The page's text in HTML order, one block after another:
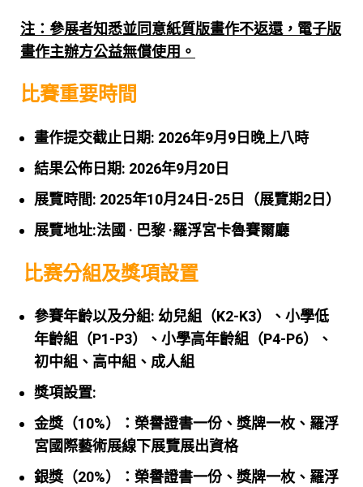
注：參展者知悉並同意紙質版畫作不返還，電子版
畫作主辦方公益無償使用。
比賽重要時間
畫作提交截止日期: 2026年9月9日晚上八時
結果公佈日期: 2026年9月20日
展覽時間: 2025年10月24日-25日（展覽期2日）
展覽地址:法國 · 巴黎 ·羅浮宮卡魯賽爾廳
比赛分組及獎項設置
參賽年齡以及分組: 幼兒組（K2-K3）、小學低
年齡組（P1-P3）、 小學高年齡組（P4-P6）、
初中組、高中組、成人組
獎項設置:
金獎（10%）：榮譽證書一份、獎牌一枚、羅浮
宮國際藝術展線下展覽展出資格
銀獎（20%）：榮譽證書一份、獎牌一枚、羅浮